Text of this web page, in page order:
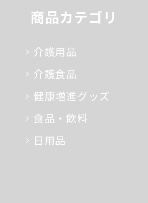
商品カテゴリ
介護用品
介護食品
健康増進グッズ
食品・飲料
日用品